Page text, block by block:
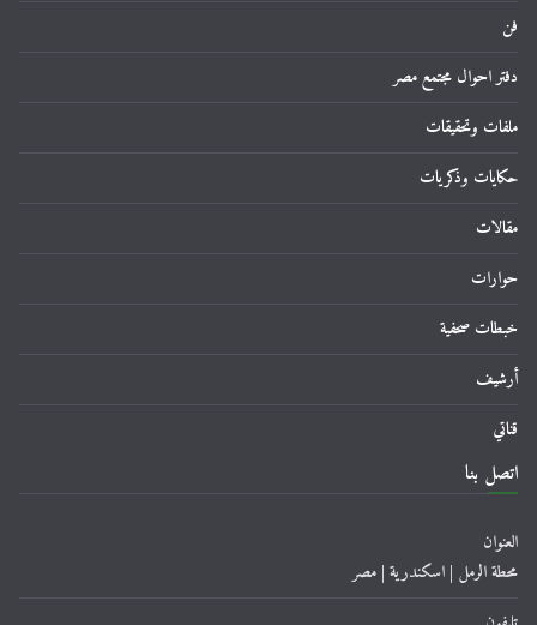
فن
دفتر احوال مجتمع مصر
ملفات وتحقيقات
حكايات وذكريات
مقالات
حوارات
خبطات صحفية
أرشيف
قناتي
اتصل بنا
العنوان
محطة الرمل | اسكندرية | مصر